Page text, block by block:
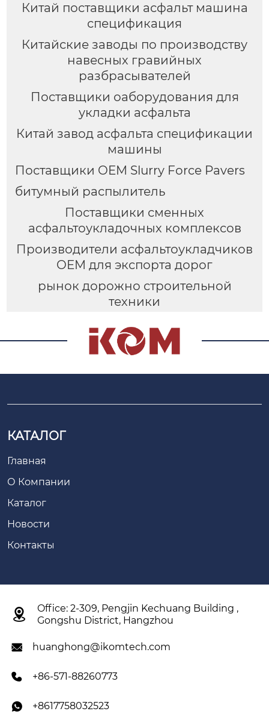
Китай поставщики асфальт машина
спецификация
Китайские заводы по производству
навесных гравийных
разбрасывателей
Поставщики оaборудования для
укладки асфальта
Китай завод асфальта спецификации
машины
Поставщики OEM Slurry Force Pavers
битумный распылитель
Поставщики сменных
асфальтоукладочных комплексов
Производители асфальтоукладчиков
OEM для экспорта дорог
рынок дорожно строительной
техники
КАТАЛОГ
Главная
О Компании
Каталог
Новости
Контакты

Office: 2-309, Pengjin Kechuang Building ,
Gongshu District, Hangzhou
 huanghong@ikomtech.com
 +86-571-88260773
 +8617758032523